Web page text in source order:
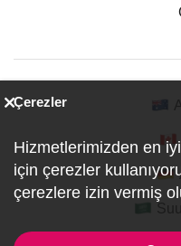
Çerezler
Hizmetlerimizden en
için çerezler
çerezlere izin vermiş